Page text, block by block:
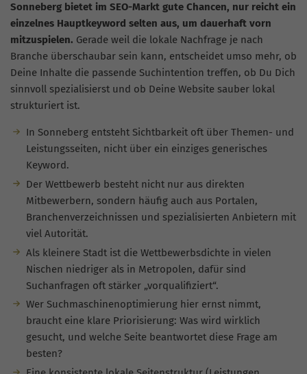
Sonneberg bietet im SEO-Markt gute Chancen, nur reicht ein
einzelnes Hauptkeyword selten aus, um dauerhaft vorn
mitzuspielen. Gerade weil die lokale Nachfrage je nach
Branche überschaubar sein kann, entscheidet umso mehr, ob
Deine Inhalte die passende Suchintention treffen, ob Du Dich
sinnvoll spezialisierst und ob Deine Website sauber lokal
strukturiert ist.
In Sonneberg entsteht Sichtbarkeit oft über Themen- und
Leistungsseiten, nicht über ein einziges generisches
Keyword.
Der Wettbewerb besteht nicht nur aus direkten
Mitbewerbern, sondern häufig auch aus Portalen,
Branchenverzeichnissen und spezialisierten Anbietern mit
viel Autorität.
Als kleinere Stadt ist die Wettbewerbsdichte in vielen
Nischen niedriger als in Metropolen, dafür sind
Suchanfragen oft stärker „vorqualifiziert“.
Wer Suchmaschinenoptimierung hier ernst nimmt,
braucht eine klare Priorisierung: Was wird wirklich
gesucht, und welche Seite beantwortet diese Frage am
besten?